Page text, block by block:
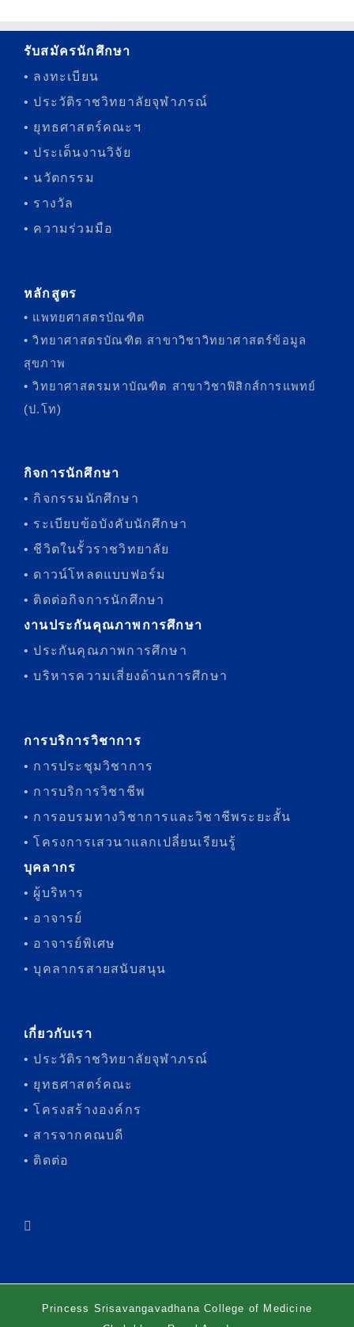
รับสมัครนักศึกษา
• ลงทะเบียน
• ประวัติราชวิทยาลัยจุฬาภรณ์
• ยุทธศาสตร์คณะฯ
• ประเด็นงานวิจัย
• นวัตกรรม
• รางวัล
• ความร่วมมือ
หลักสูตร
• แพทยศาสตรบัณฑิต
• วิทยาศาสตรบัณฑิต สาขาวิชาวิทยาศาสตร์ข้อมูล
สุขภาพ
• วิทยาศาสตรมหาบัณฑิต สาขาวิชาฟิสิกส์การแพทย์
(ป.โท)
กิจการนักศึกษา
• กิจกรรมนักศึกษา
• ระเบียบข้อบังคับนักศึกษา
• ชีวิตในรั้วราชวิทยาลัย
• ดาวน์โหลดแบบฟอร์ม
• ติดต่อกิจการนักศึกษา
งานประกันคุณภาพการศึกษา
• ประกันคุณภาพการศึกษา
• บริหารความเสี่ยงด้านการศึกษา
การบริการวิชาการ
• การประชุมวิชาการ
• การบริการวิชาชีพ
• การอบรมทางวิชาการและวิชาชีพระยะสั้น
• โครงการเสวนาแลกเปลี่ยนเรียนรู้
บุคลากร
• ผู้บริหาร
• อาจารย์
• อาจารย์พิเศษ
• บุคลากรสายสนับสนุน
เกี่ยวกับเรา
• ประวัติราชวิทยาลัยจุฬาภรณ์
• ยุทธศาสตร์คณะ
• โครงสร้างองค์กร
• สารจากคณบดี
• ติดต่อ
Princess Srisavangavadhana College of Medicine